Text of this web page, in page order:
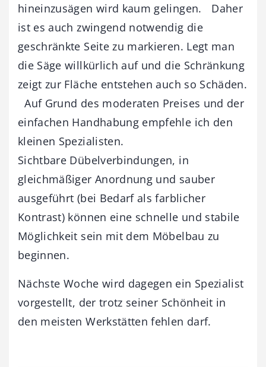
hineinzusägen wird kaum gelingen. Daher
ist es auch zwingend notwendig die
geschränkte Seite zu markieren. Legt man
die Säge willkürlich auf und die Schränkung
zeigt zur Fläche entstehen auch so Schäden.
Auf Grund des moderaten Preises und der
einfachen Handhabung empfehle ich den
kleinen Spezialisten.
Sichtbare Dübelverbindungen, in
gleichmäßiger Anordnung und sauber
ausgeführt (bei Bedarf als farblicher
Kontrast) können eine schnelle und stabile
Möglichkeit sein mit dem Möbelbau zu
beginnen.
Nächste Woche wird dagegen ein Spezialist
vorgestellt, der trotz seiner Schönheit in
den meisten Werkstätten fehlen darf.